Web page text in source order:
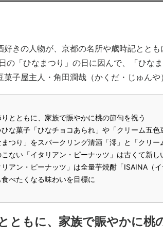
好きの人物が、京都の名所や歳時記とと
の「ひなまつり」の日に因んで、「ひな
菓子屋主人・角田潤哉（かくだ・じゅんや
とともに、家族で賑やかに桃の節句を祝う
ひな菓子「ひなチョコあられ」や「クリーム五色
まつり」をスパークリング清酒「澪」と「クリー
ない「イタリアン・ピーナッツ」は古くて新し
リアン・ピーナッツ」は全量芋焼酎「ISAINA（
べたくなる味わいを目標に
ともに、家族で賑やかに桃